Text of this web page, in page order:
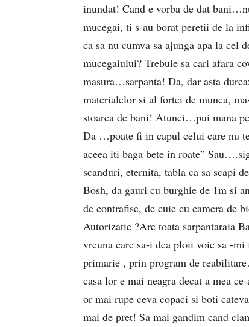
inundat! Cand e vorba de dat
mucegai, ti s-au borat peretii de la
ca sa nu cumva sa ajunga apa la cel
mucegaiului? Trebuie sa cari afara
masura…sarpanta! Da, dar asta
materialelor si al fortei de munca,
stoarca de bani! Atunci…pui mana
Da …poate fi in capul celui care nu
aceea iti baga bete in roate”
scanduri, eternita, tabla ca sa scapi
Bosh, da gauri cu burghie de 1m si
de contrafise, de cuie cu camera de
Autorizatie ?Are toata sarpantaraia
vreuna care sa-i dea ploii voie sa -
primarie , prin program de
casa lor e mai neagra decat a mea
or mai rupe ceva copaci si boti
mai de pret! Sa mai gandim cand